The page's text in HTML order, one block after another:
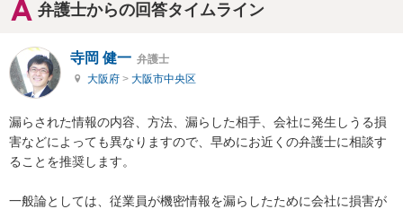
弁護士からの回答タイムライン
寺岡 健一 弁護士
大阪府 > 大阪市中央区
漏らされた情報の内容、方法、漏らした相手、会社に発生しうる損
害などによっても異なりますので、早めにお近くの弁護士に相談す
ることを推奨します。
一般論としては、従業員が機密情報を漏らしたために会社に損害が